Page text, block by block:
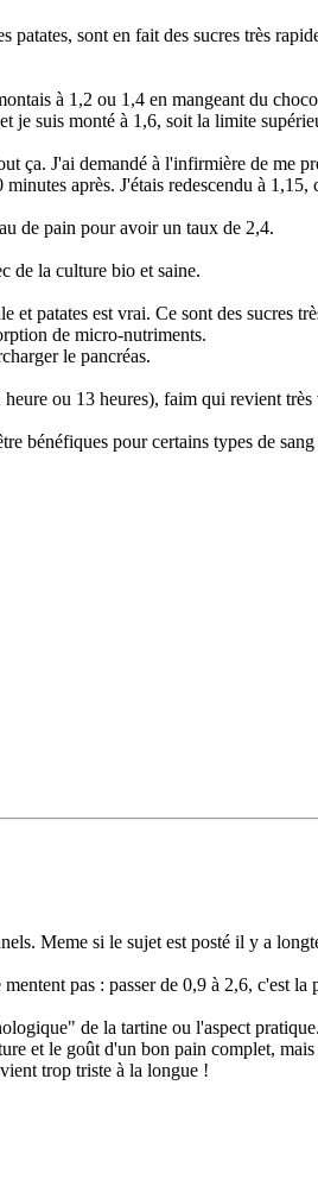
sont en fait des sucres très
à 1,2 ou 1,4 en mangeant du
je suis monté à 1,6, soit la limite
ça. J'ai demandé à l'infirmière de me
après. J'étais redescendu à
de pain pour avoir un taux de 2,4.
de la culture bio et saine.
patates est vrai. Ce sont des sucres
de micro-nutriments.
le pancréas.
ou 13 heures), faim qui revient très
bénéfiques pour certains types de
Meme si le sujet est posté il y a
pas : passer de 0,9 à 2,6, c'est
de la tartine ou l'aspect
et le goût d'un bon pain complet,
trop triste à la longue !